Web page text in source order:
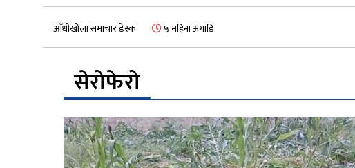
आँधीखोला समाचार डेस्क ५ महिना अगाडि
सेरोफेरो